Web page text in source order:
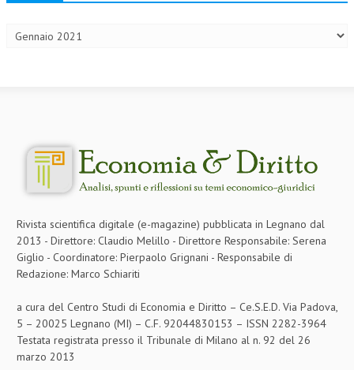
L’UMANISTA
DIRITTO DEL WEB
DIRITTO DELLE IMPRESE IN CRISI
SICUREZZA SUL LAVORO
FISCO
DIRITTO TRIBUTARIO
FISCALITÀ INTERNAZIONALE
TAX RISK MANAGEMENT
Rivista scientifica digitale (e-magazine) pubblicata in Legnano dal
2013 - Direttore: Claudio Melillo - Direttore Responsabile: Serena
Giglio - Coordinatore: Pierpaolo Grignani - Responsabile di
Redazione: Marco Schiariti
a cura del Centro Studi di Economia e Diritto – Ce.S.E.D. Via Padova,
5 – 20025 Legnano (MI) – C.F. 92044830153 – ISSN 2282-3964
Testata registrata presso il Tribunale di Milano al n. 92 del 26
marzo 2013